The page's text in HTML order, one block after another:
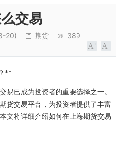
交易
20) 期货 389
**
易已成为投资者的重要选择之一。
货交易平台，为投资者提供了丰富
文将详细介绍如何在上海期货交易